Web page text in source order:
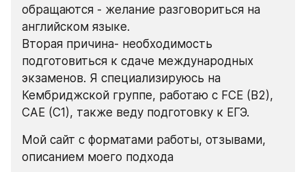
обращаются - желание разговориться на
английском языке.
Вторая причина- необходимость
подготовиться к сдаче международных
экзаменов. Я специализируюсь на
Кембриджской группе, работаю с FCE (B2),
CAE (C1), также веду подготовку к ЕГЭ.
Мой сайт с форматами работы, отзывами,
описанием моего подхода